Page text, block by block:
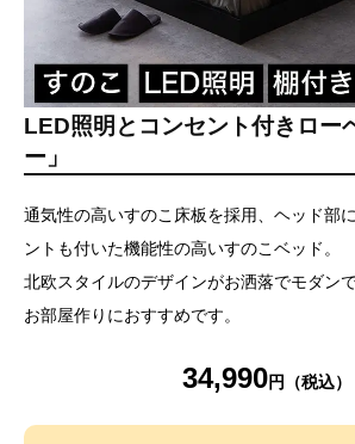
LED照明とコンセント付きロー
ー」
通気性の高いすのこ床板を採用、ヘッド部
ントも付いた機能性の高いすのこベッド。
北欧スタイルのデザインがお洒落でモダン
お部屋作りにおすすめです。
34,990